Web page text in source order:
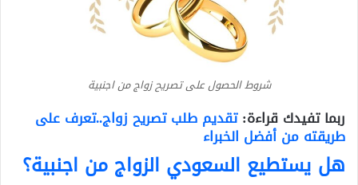
شروط الحصول على تصريح زواج من اجنبية
ربما تفيدك قراءة:تقديم طلب تصريح زواج..تعرف على
طريقته من أفضل الخبراء
هل يستطيع السعودي الزواج من اجنبية؟